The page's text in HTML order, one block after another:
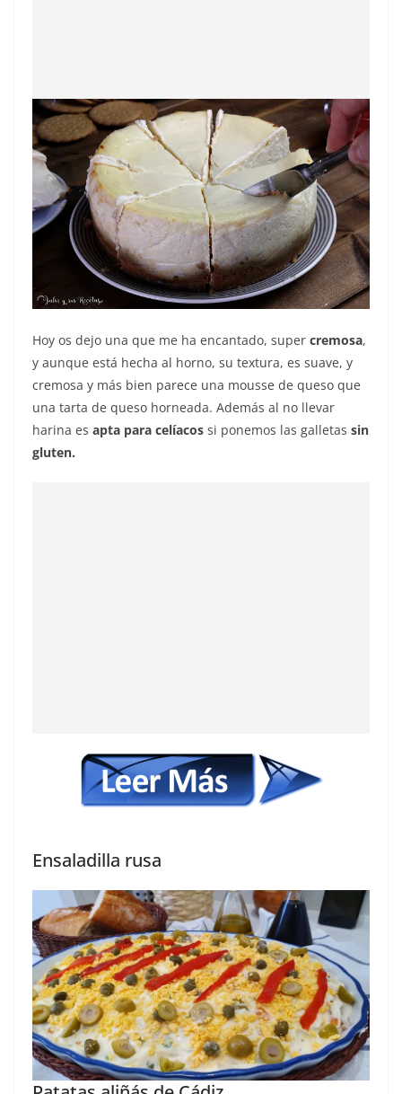
Hoy os dejo una que me ha encantado, super cremosa,
y aunque está hecha al horno, su textura, es suave, y
cremosa y más bien parece una mousse de queso que
una tarta de queso horneada. Además al no llevar
harina es apta para celíacos si ponemos las galletas sin
gluten.
Ensaladilla rusa